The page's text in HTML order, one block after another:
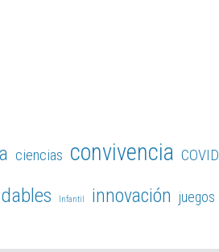
ciencias convivencia COVID
Infantil innovación juegos